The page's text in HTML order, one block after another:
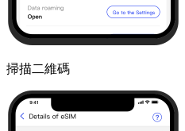
掃描二維碼